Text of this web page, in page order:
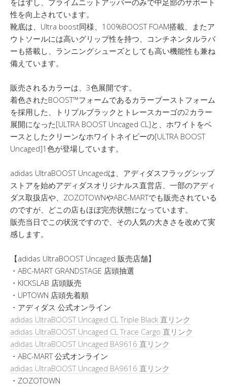
をはずし、プライムニットアッパーのみで中足部のサポート
性を向上されています。
靴底は、Ultra boost同様、100%BOOST FOAM搭載、またア
ウトソールには高いグリップ性を持つ、コンチネンタルラバ
ーも搭載し、ランニングシューズとしても高い機能性も兼ね
備えています。
販売されるカラーは、3色展開です。
着色されたBOOST™フォームであるカラーブーストフォーム
を採用した、トリプルブラックとトレースカーゴの2カラー
展開になった[ULTRA BOOST Uncaged CL]と、ホワイトをベ
ースとしたクリーンなホワイトネイビーの[ULTRA BOOST
Uncaged]1色が登場しています。
adidas UltraBOOST Uncagedは、アディダスフラッグシップ
ストアを始めアディダスオリジナルス直営店、一部のアディ
ダス取扱店や、ZOZOTOWNやABC-MARTでも販売されている
のですが、どこの店もほぼ完売状態になっています。
販売当日でこの状況ですので、その人気の大きさを改めて実
感します。
【adidas UltraBOOST Uncaged 販売店舗】
・ABC-MART GRANDSTAGE 店頭抽選
・KICKSLAB 店頭販売
・UPTOWN 店頭先着順
・アディダス 公式オンライン
adidas UltraBOOST Uncaged CL Triple Black 直リンク
adidas UltraBOOST Uncaged CL Trace Cargo 直リンク
adidas UltraBOOST Uncaged BA9616 直リンク
・ABC-MART 公式オンライン
adidas UltraBOOST Uncaged BA9616 直リンク
・ZOZOTOWN